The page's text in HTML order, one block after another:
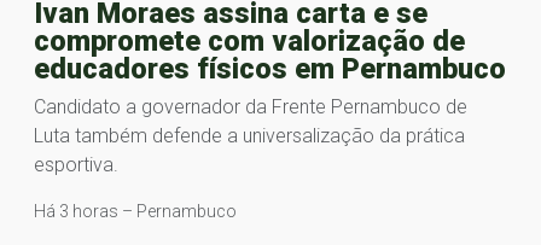
Ivan Moraes assina carta e se
compromete com valorização de
educadores físicos em Pernambuco
Candidato a governador da Frente Pernambuco de
Luta também defende a universalização da prática
esportiva.
Há 3 horas – Pernambuco